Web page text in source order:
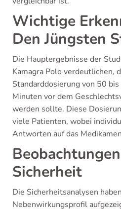
Wichtige
Den Jüngsten
Die Hauptergebnisse der
Kamagra Polo verdeutlichen,
Standarddosierung von 50
Minuten vor dem
werden sollte. Diese
viele Patienten, wobei
Antworten auf das
Sicherheit
Die Sicherheitsanalysen
Nebenwirkungsprofil